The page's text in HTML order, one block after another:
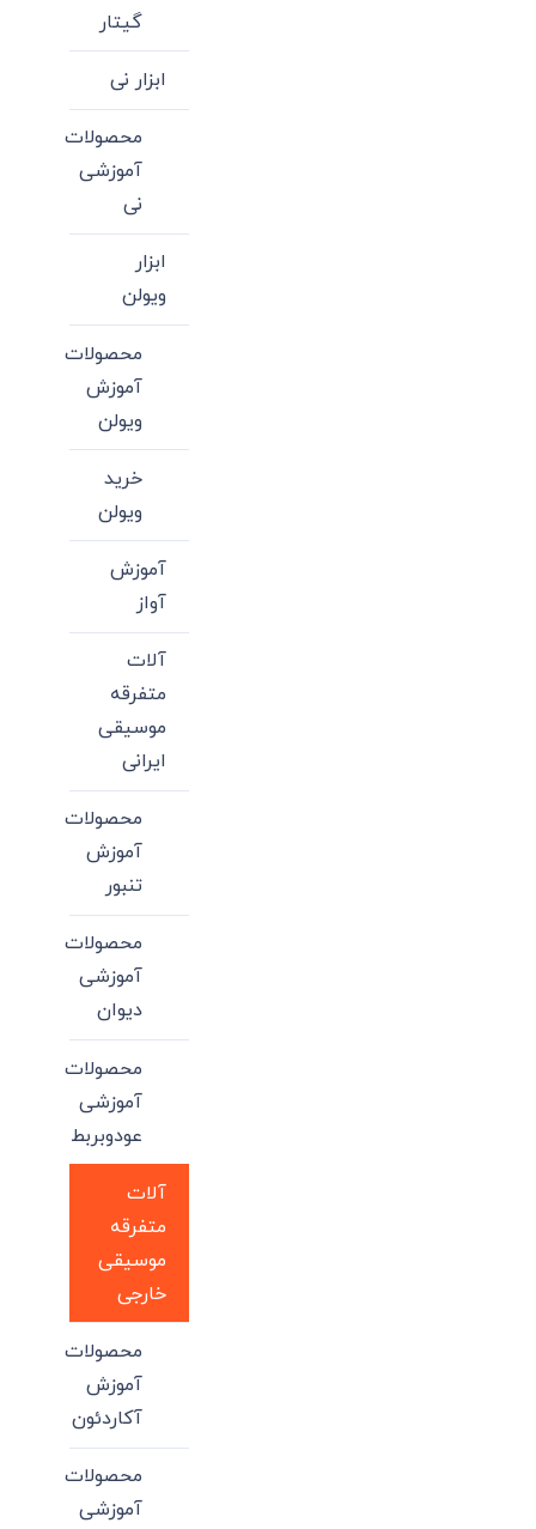
گیتار
ابزار نی
محصولات
آموزشی
نی
ابزار
ویولن
محصولات
آموزش
ویولن
خرید
ویولن
آموزش
آواز
آلات
متفرقه
موسیقی
ایرانی
محصولات
آموزش
تنبور
محصولات
آموزشی
دیوان
محصولات
آموزشی
عودوبربط
آلات
متفرقه
موسیقی
خارجی
محصولات
آموزش
آکاردئون
محصولات
آموزشی